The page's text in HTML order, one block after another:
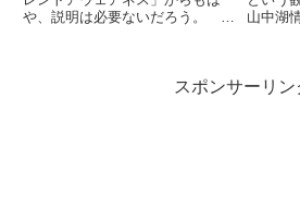
や、説明は必要ないだろう。
る...かも...。予告編はこち...
山中湖
視聴覚
スポンサーリン